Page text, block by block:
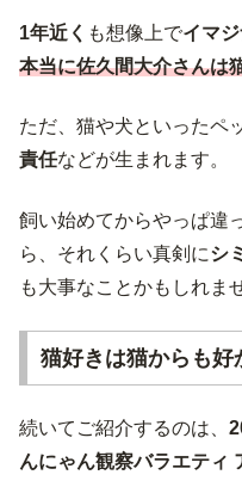
1年近く も想像上でイマ
本当に佐久間大介さんは
ただ、猫や犬といったペ
責任などが生まれます。
飼い始めてからやっぱ違
ら、それくらい真剣にシ
も大事なことかもしれま
猫好きは猫からも好
続いてご紹介するのは、
んにゃん観察バラエティ